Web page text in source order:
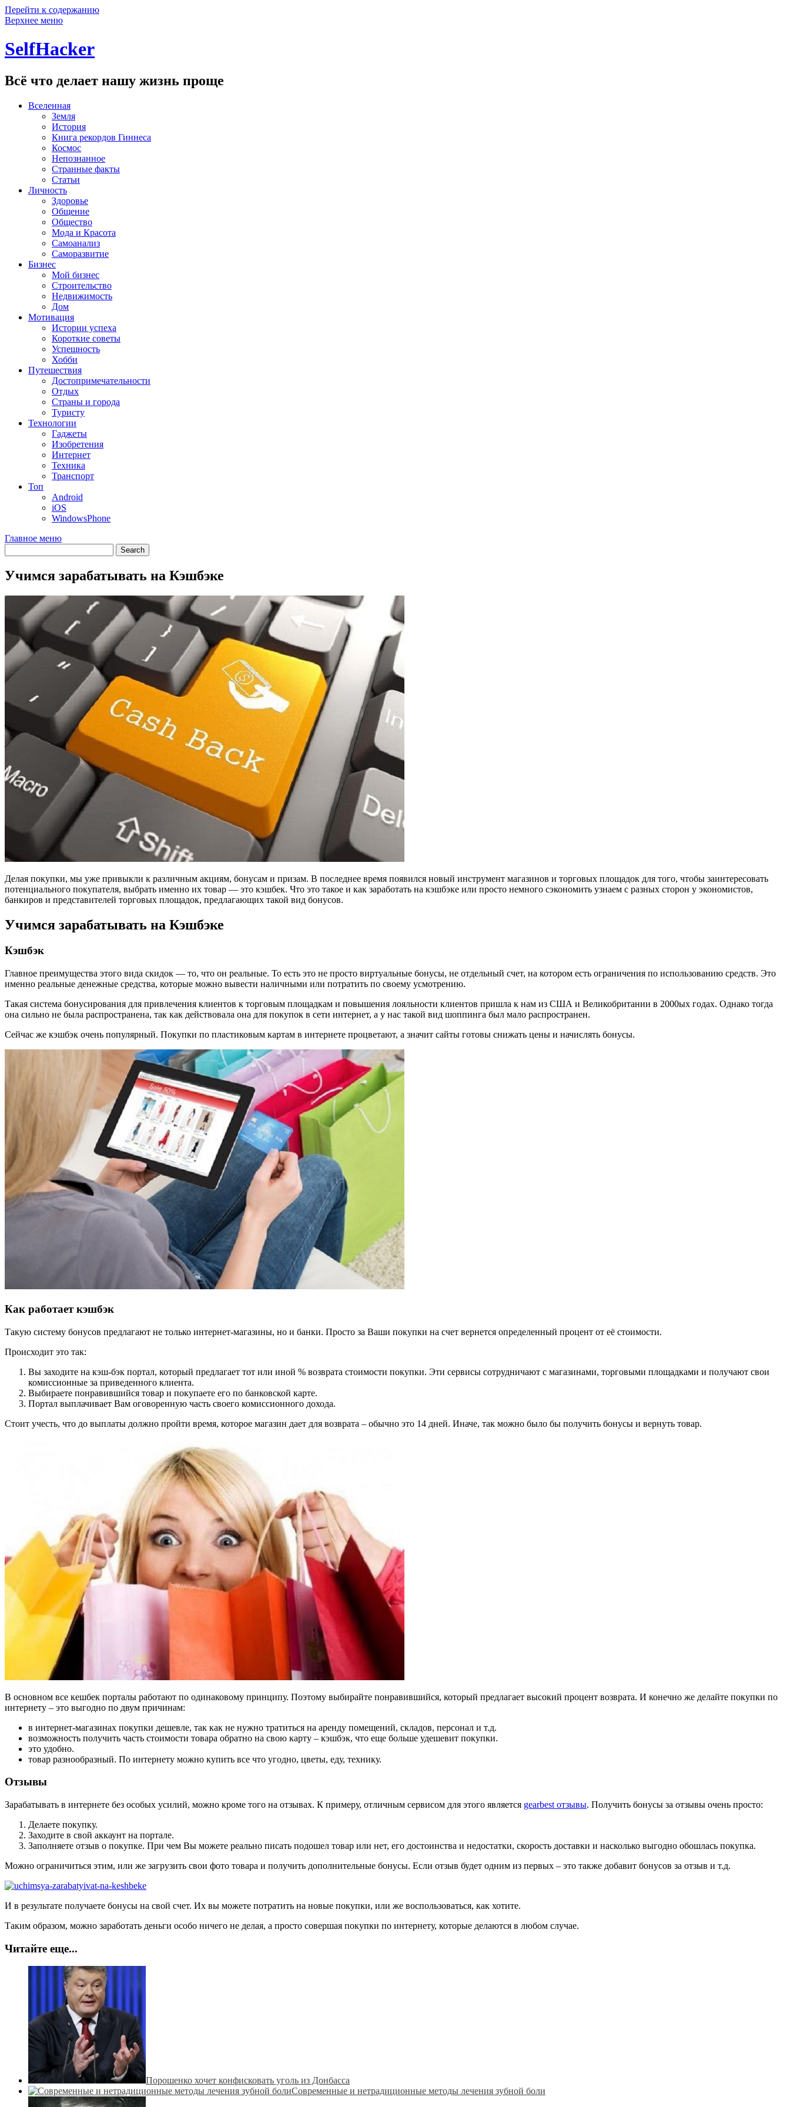
Перейти к содержанию
Верхнее меню
SelfHacker
Всё что делает нашу жизнь проще
Вселенная
Земля
История
Книга рекордов Гиннеса
Космос
Непознанное
Странные факты
Статьи
Личность
Здоровье
Общение
Общество
Мода и Красота
Самоанализ
Саморазвитие
Бизнес
Мой бизнес
Строительство
Недвижимость
Дом
Мотивация
Истории успеха
Короткие советы
Успешность
Хобби
Путешествия
Достопримечательности
Отдых
Страны и города
Туристу
Технологии
Гаджеты
Изобретения
Интернет
Техника
Транспорт
Топ
Android
iOS
WindowsPhone
Главное меню
Учимся зарабатывать на Кэшбэке
Делая покупки, мы уже привыкли к различным акциям, бонусам и призам. В последнее время появился новый инструмент магазинов и торговых площадок для того, чтобы заинтересовать
потенциального покупателя, выбрать именно их товар — это кэшбек. Что это такое и как заработать на кэшбэке или просто немного сэкономить узнаем с разных сторон у экономистов,
банкиров и представителей торговых площадок, предлагающих такой вид бонусов.
Учимся зарабатывать на Кэшбэке
Кэшбэк
Главное преимущества этого вида скидок — то, что он реальные. То есть это не просто виртуальные бонусы, не отдельный счет, на котором есть ограничения по использованию средств. Это
именно реальные денежные средства, которые можно вывести наличными или потратить по своему усмотрению.
Такая система бонусирования для привлечения клиентов к торговым площадкам и повышения лояльности клиентов пришла к нам из США и Великобритании в 2000ых годах. Однако тогда
она сильно не была распространена, так как действовала она для покупок в сети интернет, а у нас такой вид шоппинга был мало распространен.
Сейчас же кэшбэк очень популярный. Покупки по пластиковым картам в интернете процветают, а значит сайты готовы снижать цены и начислять бонусы.
Как работает кэшбэк
Такую систему бонусов предлагают не только интернет-магазины, но и банки. Просто за Ваши покупки на счет вернется определенный процент от её стоимости.
Происходит это так:
Вы заходите на кэш-бэк портал, который предлагает тот или иной % возврата стоимости покупки. Эти сервисы сотрудничают с магазинами, торговыми площадками и получают свои
комиссионные за приведенного клиента.
Выбираете понравившийся товар и покупаете его по банковской карте.
Портал выплачивает Вам оговоренную часть своего комиссионного дохода.
Стоит учесть, что до выплаты должно пройти время, которое магазин дает для возврата – обычно это 14 дней. Иначе, так можно было бы получить бонусы и вернуть товар.
В основном все кешбек порталы работают по одинаковому принципу. Поэтому выбирайте понравившийся, который предлагает высокий процент возврата. И конечно же делайте покупки по
интернету – это выгодно по двум причинам:
в интернет-магазинах покупки дешевле, так как не нужно тратиться на аренду помещений, складов, персонал и т.д.
возможность получить часть стоимости товара обратно на свою карту – кэшбэк, что еще больше удешевит покупки.
это удобно.
товар разнообразный. По интернету можно купить все что угодно, цветы, еду, технику.
Отзывы
Зарабатывать в интернете без особых усилий, можно кроме того на отзывах. К примеру, отличным сервисом для этого является gearbest отзывы. Получить бонусы за отзывы очень просто:
Делаете покупку.
Заходите в свой аккаунт на портале.
Заполняете отзыв о покупке. При чем Вы можете реально писать подошел товар или нет, его достоинства и недостатки, скорость доставки и насколько выгодно обошлась покупка.
Можно ограничиться этим, или же загрузить свои фото товара и получить дополнительные бонусы. Если отзыв будет одним из первых – это также добавит бонусов за отзыв и т.д.
И в результате получаете бонусы на свой счет. Их вы можете потратить на новые покупки, или же воспользоваться, как хотите.
Таким образом, можно заработать деньги особо ничего не делая, а просто совершая покупки по интернету, которые делаются в любом случае.
Читайте еще...
Порошенко хочет конфисковать уголь из Донбасса
Современные и нетрадиционные методы лечения зубной боли